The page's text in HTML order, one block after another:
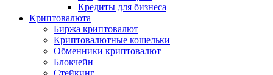
Кредиты для бизнеса
Криптовалюта
Биржа криптовалют
Криптовалютные кошельки
Обменники криптовалют
Блокчейн
Стейкинг